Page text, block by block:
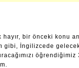
bir önceki konu
gibi, İngilizcede
öğrendiğimiz